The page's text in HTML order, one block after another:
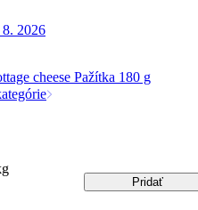
8. 2026
cheese Pažítka 180 g
Pridať